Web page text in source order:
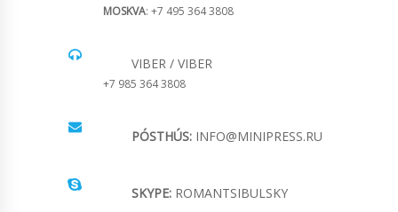
MOSKVA: +7 495 364 3808
VIBER / VIBER
+7 985 364 3808
PÓSTHÚS: INFO@MINIPRESS.RU
SKYPE: ROMANTSIBULSKY